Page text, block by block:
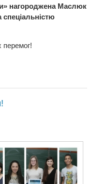
нагороджена Маслюк
спеціальністю
перемог!